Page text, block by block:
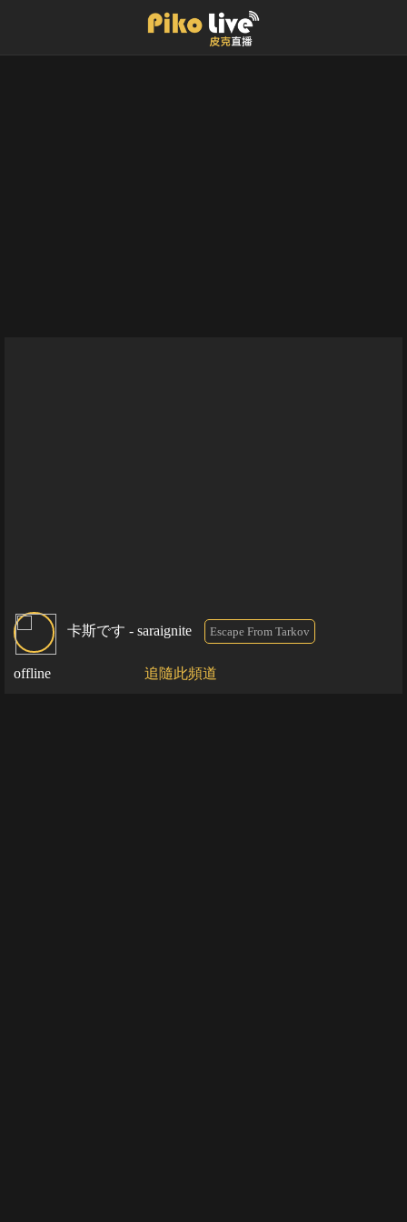
卡斯です - saraignite Escape From Tarkov
offline 追隨此頻道